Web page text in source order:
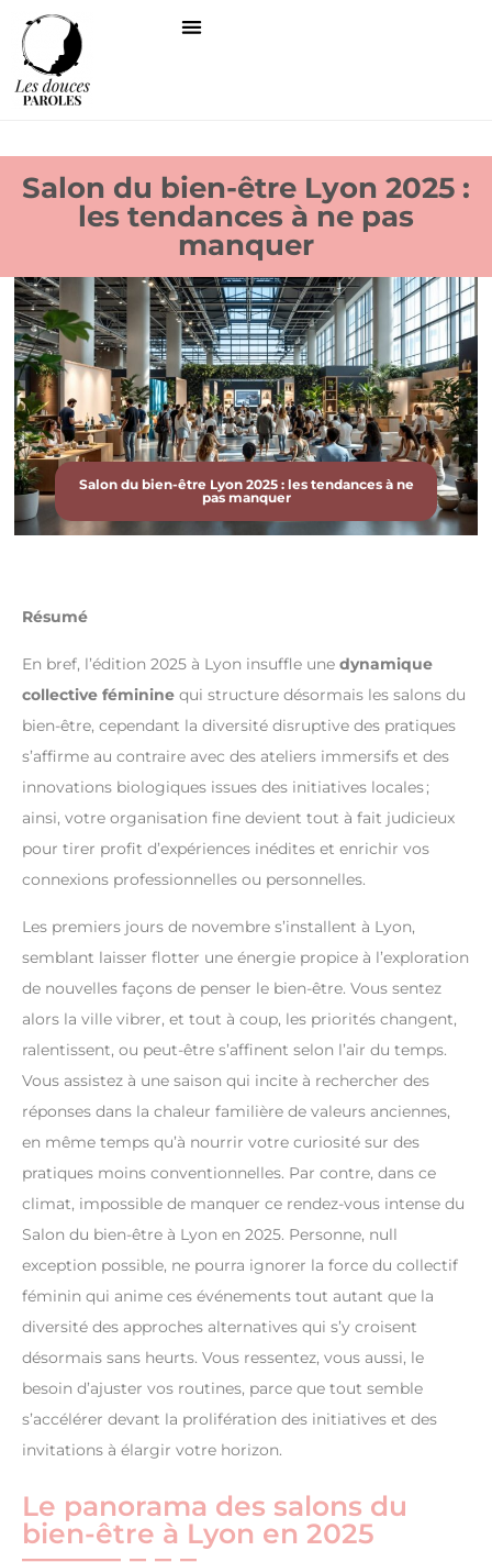
Salon du bien-être Lyon 2025 :
les tendances à ne pas
manquer
Salon du bien-être Lyon 2025 : les tendances à ne
pas manquer
Résumé
En bref, l’édition 2025 à Lyon insuffle une dynamique
collective féminine qui structure désormais les salons du
bien-être, cependant la diversité disruptive des pratiques
s’affirme au contraire avec des ateliers immersifs et des
innovations biologiques issues des initiatives locales ;
ainsi, votre organisation fine devient tout à fait judicieux
pour tirer profit d’expériences inédites et enrichir vos
connexions professionnelles ou personnelles.
Les premiers jours de novembre s’installent à Lyon,
semblant laisser flotter une énergie propice à l’exploration
de nouvelles façons de penser le bien-être. Vous sentez
alors la ville vibrer, et tout à coup, les priorités changent,
ralentissent, ou peut-être s’affinent selon l’air du temps.
Vous assistez à une saison qui incite à rechercher des
réponses dans la chaleur familière de valeurs anciennes,
en même temps qu’à nourrir votre curiosité sur des
pratiques moins conventionnelles. Par contre, dans ce
climat, impossible de manquer ce rendez-vous intense du
Salon du bien-être à Lyon en 2025. Personne, null
exception possible, ne pourra ignorer la force du collectif
féminin qui anime ces événements tout autant que la
diversité des approches alternatives qui s’y croisent
désormais sans heurts. Vous ressentez, vous aussi, le
besoin d’ajuster vos routines, parce que tout semble
s’accélérer devant la prolifération des initiatives et des
invitations à élargir votre horizon.
Le panorama des salons du
bien-être à Lyon en 2025